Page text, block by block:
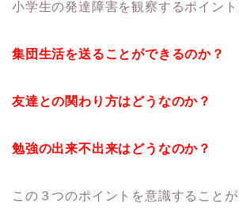
小学生の発達障害を観察するポイント
集団生活を送ることができるのか？
友達との関わり方はどうなのか？
勉強の出来不出来はどうなのか？
この３つのポイントを意識することが